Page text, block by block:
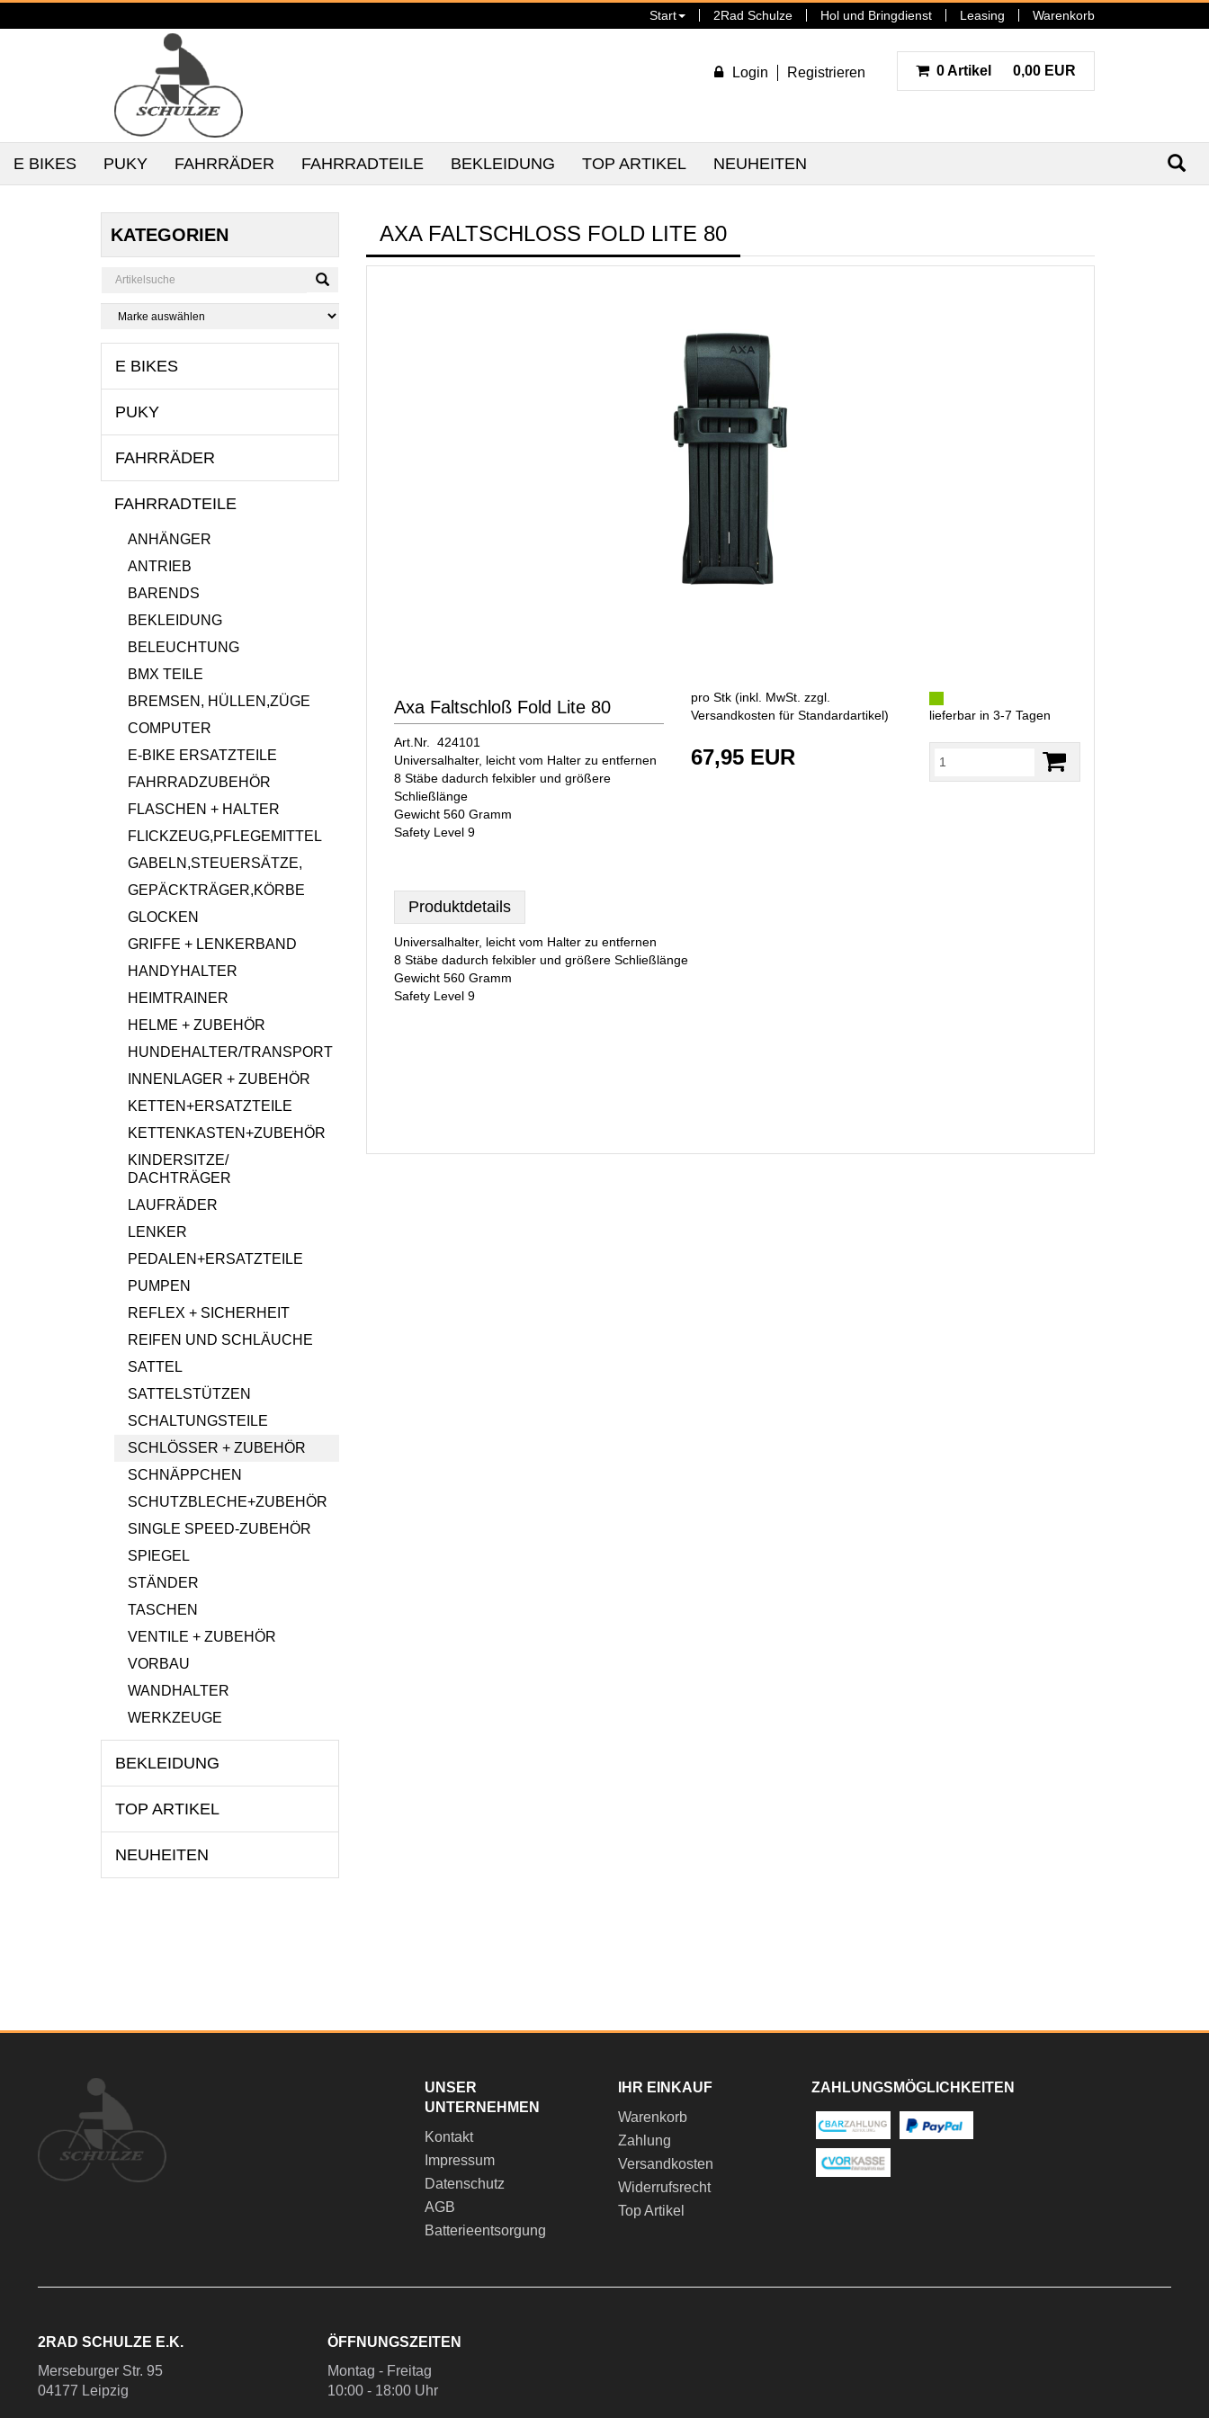
Start 2Rad Schulze Hol und Bringdienst Leasing Warenkorb
Login Registrieren 0 Artikel 0,00 EUR
E BIKES PUKY FAHRRÄDER FAHRRADTEILE BEKLEIDUNG TOP ARTIKEL NEUHEITEN
KATEGORIEN
E BIKES
PUKY
FAHRRÄDER
FAHRRADTEILE
ANHÄNGER
ANTRIEB
BARENDS
BEKLEIDUNG
BELEUCHTUNG
BMX TEILE
BREMSEN, HÜLLEN,ZÜGE
COMPUTER
E-BIKE ERSATZTEILE
FAHRRADZUBEHÖR
FLASCHEN + HALTER
FLICKZEUG,PFLEGEMITTEL
GABELN,STEUERSÄTZE,
GEPÄCKTRÄGER,KÖRBE
GLOCKEN
GRIFFE + LENKERBAND
HANDYHALTER
HEIMTRAINER
HELME + ZUBEHÖR
HUNDEHALTER/TRANSPORT
INNENLAGER + ZUBEHÖR
KETTEN+ERSATZTEILE
KETTENKASTEN+ZUBEHÖR
KINDERSITZE/
DACHTRÄGER
LAUFRÄDER
LENKER
PEDALEN+ERSATZTEILE
PUMPEN
REFLEX + SICHERHEIT
REIFEN UND SCHLÄUCHE
SATTEL
SATTELSTÜTZEN
SCHALTUNGSTEILE
SCHLÖSSER + ZUBEHÖR
SCHNÄPPCHEN
SCHUTZBLECHE+ZUBEHÖR
SINGLE SPEED-ZUBEHÖR
SPIEGEL
STÄNDER
TASCHEN
VENTILE + ZUBEHÖR
VORBAU
WANDHALTER
WERKZEUGE
BEKLEIDUNG
TOP ARTIKEL
NEUHEITEN
AXA FALTSCHLOSS FOLD LITE 80
Axa Faltschloß Fold Lite 80
Art.Nr. 424101
Universalhalter, leicht vom Halter zu entfernen
8 Stäbe dadurch felxibler und größere
Schließlänge
Gewicht 560 Gramm
Safety Level 9
pro Stk (inkl. MwSt. zzgl.
Versandkosten für Standardartikel)
67,95 EUR
lieferbar in 3-7 Tagen
Produktdetails
Universalhalter, leicht vom Halter zu entfernen
8 Stäbe dadurch felxibler und größere Schließlänge
Gewicht 560 Gramm
Safety Level 9
UNSER
UNTERNEHMEN
Kontakt
Impressum
Datenschutz
AGB
Batterieentsorgung
IHR EINKAUF
Warenkorb
Zahlung
Versandkosten
Widerrufsrecht
Top Artikel
ZAHLUNGSMÖGLICHKEITEN
2RAD SCHULZE E.K.
Merseburger Str. 95
04177 Leipzig
ÖFFNUNGSZEITEN
Montag - Freitag
10:00 - 18:00 Uhr